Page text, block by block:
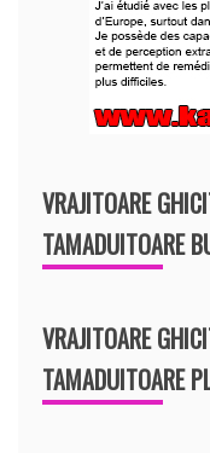
VRAJITOARE
TAMADUITOARE
VRAJITOARE
TAMADUITOARE